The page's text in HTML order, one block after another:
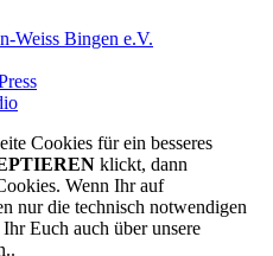
Weiss Bingen e.V.
Cookies für ein besseres
klickt, dann
Wenn Ihr auf
nur die technisch notwendigen
Euch auch über unsere